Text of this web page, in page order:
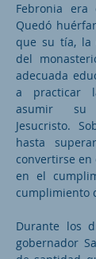
Febronia
Quedó
que su tía, la
del
adecuada
a practicar
asumir su
Jesucristo.
hasta
convertirse
en el
cumplimiento
Durante los
gobernador